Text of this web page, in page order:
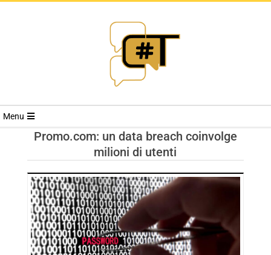
RIVISTA
TRENDS
Menu
Promo.com: un data breach coinvolge
milioni di utenti